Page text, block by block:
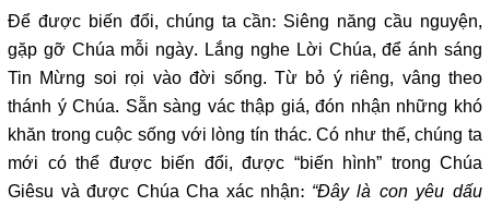
Để được biến đổi, chúng ta cần: Siêng năng cầu nguyện,
gặp gỡ Chúa mỗi ngày. Lắng nghe Lời Chúa, để ánh sáng
Tin Mừng soi rọi vào đời sống. Từ bỏ ý riêng, vâng theo
thánh ý Chúa. Sẵn sàng vác thập giá, đón nhận những khó
khăn trong cuộc sống với lòng tín thác. Có như thế, chúng ta
mới có thể được biến đổi, được “biến hình” trong Chúa
Giêsu và được Chúa Cha xác nhận: “Đây là con yêu dấu